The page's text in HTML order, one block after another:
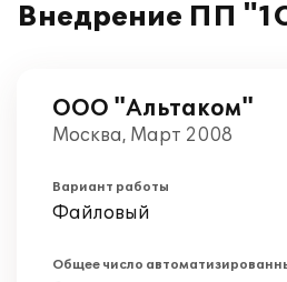
Внедрение ПП
ООО "Альтаком"
Москва, Март 2008
Вариант работы
Файловый
Общее число